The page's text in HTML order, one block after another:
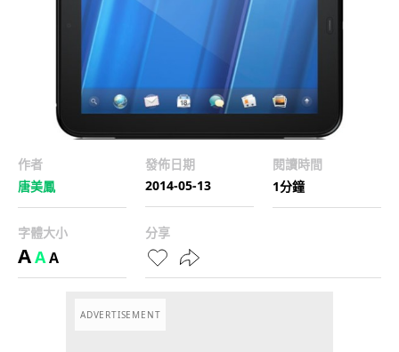
作者
唐美鳳
發佈日期
2014-05-13
閱讀時間
1分鐘
字體大小
AAA
分享
ADVERTISEMENT